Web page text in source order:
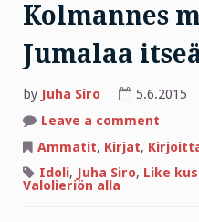
Kolmannes
Jumalaa
by Juha Siro 5.6.2015
Leave a comment
on
Ammatit, Kirjat,
Idoli, Juha Siro, Like
Valolieriön alla